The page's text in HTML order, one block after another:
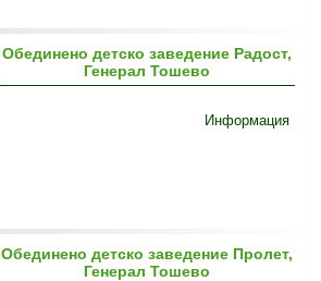
Обединено детско заведение Радост,
Генерал Тошево
Информация
Обединено детско заведение Пролет,
Генерал Тошево